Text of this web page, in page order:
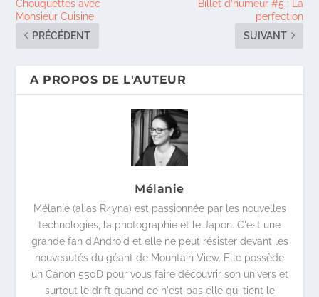
Chouquettes avec
Monsieur Cuisine
PRÉCÉDENT
Billet d’humeur #5 : La
perfection
SUIVANT
A PROPOS DE L'AUTEUR
Mélanie
Mélanie (alias R4yna) est passionnée par les nouvelles
technologies, la photographie et le Japon. C'est une
grande fan d'Android et elle ne peut résister devant les
nouveautés du géant de Mountain View. Elle possède
un Canon 550D pour vous faire découvrir son univers et
surtout le drift quand ce n'est pas elle qui tient le